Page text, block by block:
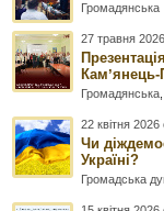
Громадянська
27 травня
Громадянська
22 квітня
Чи
Україні?
Громадська